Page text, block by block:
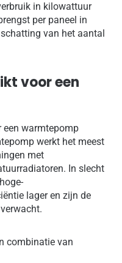
in kilowattuur
per paneel in
van het aantal
voor een
een warmtepomp
werkt het meest
met
In slecht
lager en zijn de
combinatie van